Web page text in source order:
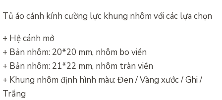
Tủ áo cánh kính cường lực khung nhôm với các lựa chọn
+ Hệ cánh mở
+ Bản nhôm: 20*20 mm, nhôm bo viền
+ Bản nhôm: 21*22 mm, nhôm tràn viền
+ Khung nhôm định hình màu: Đen / Vàng xước / Ghi /
Trắng